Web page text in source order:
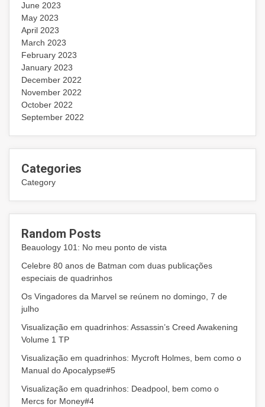
June 2023
May 2023
April 2023
March 2023
February 2023
January 2023
December 2022
November 2022
October 2022
September 2022
Categories
Category
Random Posts
Beauology 101: No meu ponto de vista
Celebre 80 anos de Batman com duas publicações
especiais de quadrinhos
Os Vingadores da Marvel se reúnem no domingo, 7 de
julho
Visualização em quadrinhos: Assassin’s Creed Awakening
Volume 1 TP
Visualização em quadrinhos: Mycroft Holmes, bem como o
Manual do Apocalypse#5
Visualização em quadrinhos: Deadpool, bem como o
Mercs for Money#4